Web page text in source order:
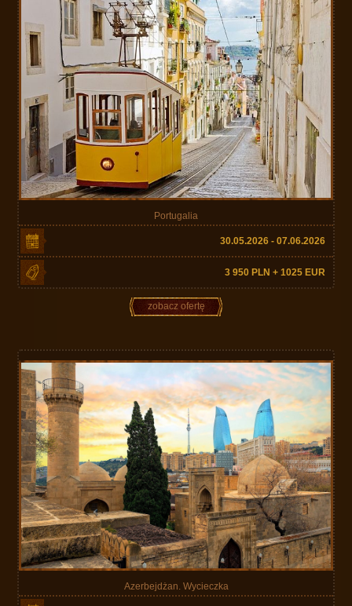
Portugalia
30.05.2026 - 07.06.2026
3 950 PLN + 1025 EUR
zobacz ofertę
Azerbejdżan. Wycieczka